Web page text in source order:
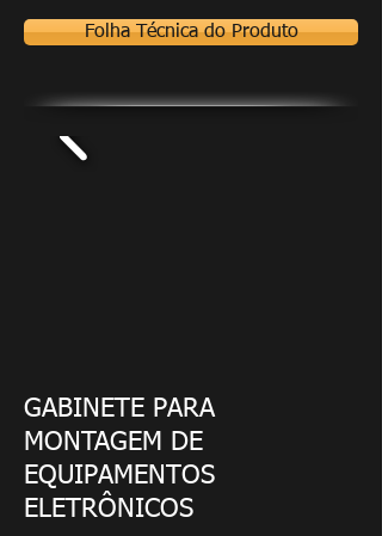
Folha Técnica do Produto
GABINETE PARA
MONTAGEM DE
EQUIPAMENTOS
ELETRÔNICOS